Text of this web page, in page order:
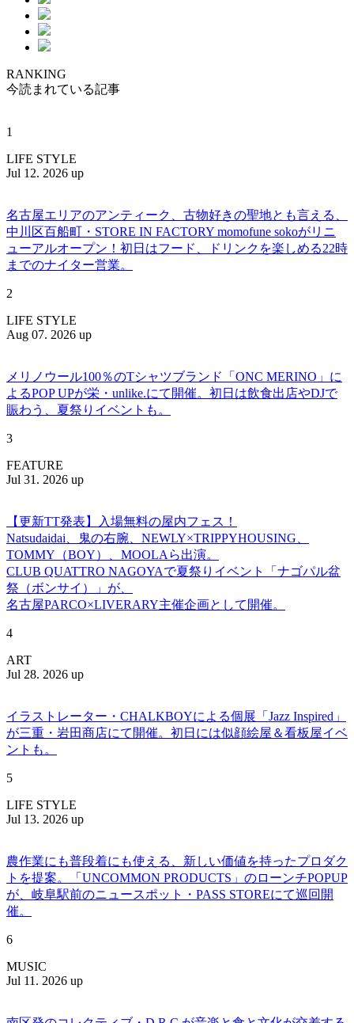
RANKING
今読まれている記事
1
LIFE STYLE
Jul 12. 2026 up
名古屋エリアのアンティーク、古物好きの聖地とも言える、
中川区百船町・STORE IN FACTORY momofune sokoがリニ
ューアルオープン！初日はフード、ドリンクを楽しめる22時
までのナイター営業。
2
LIFE STYLE
Aug 07. 2026 up
メリノウール100％のTシャツブランド「ONC MERINO」に
よるPOP UPが栄・unlike.にて開催。初日は飲食出店やDJで
賑わう、夏祭りイベントも。
3
FEATURE
Jul 31. 2026 up
【更新TT発表】入場無料の屋内フェス！
Natsudaidai、鬼の右腕、NEWLY×TRIPPYHOUSING、
TOMMY（BOY）、MOOLAら出演。
CLUB QUATTRO NAGOYAで夏祭りイベント「ナゴパル盆
祭（ボンサイ）」が、
名古屋PARCO×LIVERARY主催企画として開催。
4
ART
Jul 28. 2026 up
イラストレーター・CHALKBOYによる個展「Jazz Inspired」
が三重・岩田商店にて開催。初日には似顔絵屋＆看板屋イベ
ントも。
5
LIFE STYLE
Jul 13. 2026 up
農作業にも普段着にも使える、新しい価値を持ったプロダク
トを提案。「UNCOMMON PRODUCTS」のローンチPOPUP
が、岐阜駅前のニュースポット・PASS STOREにて巡回開
催。
6
MUSIC
Jul 11. 2026 up